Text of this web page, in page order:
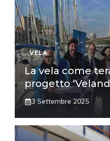
VELA
La vela come
progetto
3 Settembre 2025